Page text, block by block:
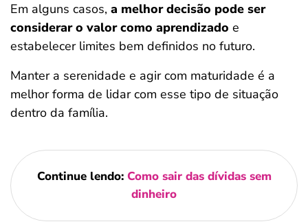
Em alguns casos, a melhor decisão pode ser
considerar o valor como aprendizado e
estabelecer limites bem definidos no futuro.
Manter a serenidade e agir com maturidade é a
melhor forma de lidar com esse tipo de situação
dentro da família.
Continue lendo: Como sair das dívidas sem
dinheiro